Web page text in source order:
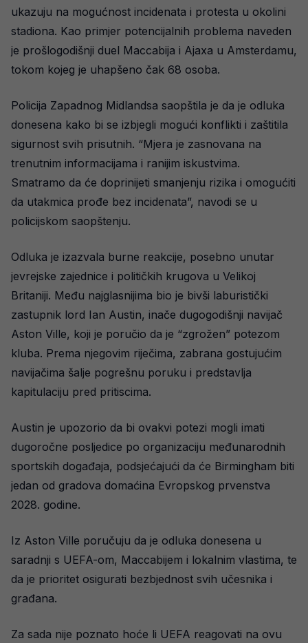
ukazuju na mogućnost incidenata i protesta u okolini
stadiona. Kao primjer potencijalnih problema naveden
je prošlogodišnji duel Maccabija i Ajaxa u Amsterdamu,
tokom kojeg je uhapšeno čak 68 osoba.
Policija Zapadnog Midlandsa saopštila je da je odluka
donesena kako bi se izbjegli mogući konflikti i zaštitila
sigurnost svih prisutnih. “Mjera je zasnovana na
trenutnim informacijama i ranijim iskustvima.
Smatramo da će doprinijeti smanjenju rizika i omogućiti
da utakmica prođe bez incidenata”, navodi se u
policijskom saopštenju.
Odluka je izazvala burne reakcije, posebno unutar
jevrejske zajednice i političkih krugova u Velikoj
Britaniji. Među najglasnijima bio je bivši laburistički
zastupnik lord Ian Austin, inače dugogodišnji navijač
Aston Ville, koji je poručio da je “zgrožen” potezom
kluba. Prema njegovim riječima, zabrana gostujućim
navijačima šalje pogrešnu poruku i predstavlja
kapitulaciju pred pritiscima.
Austin je upozorio da bi ovakvi potezi mogli imati
dugoročne posljedice po organizaciju međunarodnih
sportskih događaja, podsjećajući da će Birmingham biti
jedan od gradova domaćina Evropskog prvenstva
2028. godine.
Iz Aston Ville poručuju da je odluka donesena u
saradnji s UEFA-om, Maccabijem i lokalnim vlastima, te
da je prioritet osigurati bezbjednost svih učesnika i
građana.
Za sada nije poznato hoće li UEFA reagovati na ovu